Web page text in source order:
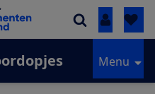
Inloggen
Menu